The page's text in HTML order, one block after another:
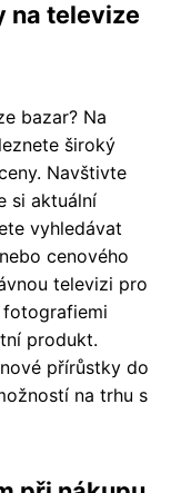
na televize
bazar? Na
široký
Navštivte
si aktuální
vyhledávat
cenového
televizi pro
fotografiemi
produkt.
přírůstky do
na trhu s